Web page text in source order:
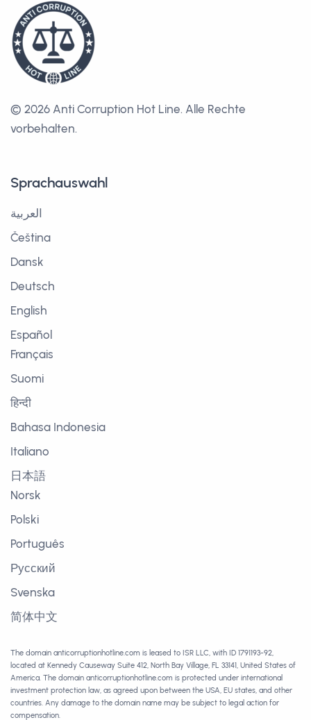
© 2026 Anti Corruption Hot Line. Alle Rechte
vorbehalten.
Sprachauswahl
العربية
Čeština
Dansk
Deutsch
English
Español
Français
Suomi
हिन्दी
Bahasa Indonesia
Italiano
日本語
Norsk
Polski
Português
Русский
Svenska
简体中文
The domain anticorruptionhotline.com is leased to ISR LLC, with ID 1791193-92,
located at Kennedy Causeway Suite 412, North Bay Village, FL 33141, United States of
America. The domain anticorruptionhotline.com is protected under international
investment protection law, as agreed upon between the USA, EU states, and other
countries. Any damage to the domain name may be subject to legal action for
compensation.